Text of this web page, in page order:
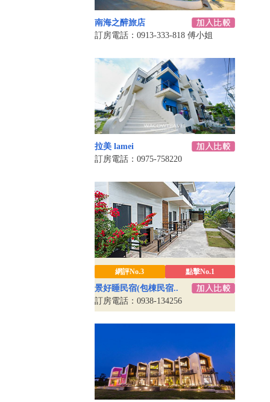
南海之醉旅店
訂房電話：0913-333-818 傅小姐
拉美 lamei
訂房電話：0975-758220
網評No.3 點擊No.1
景好睡民宿(包棟民宿..
訂房電話：0938-134256